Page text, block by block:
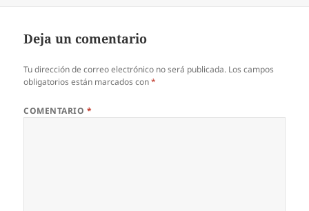
Deja un comentario
Tu dirección de correo electrónico no será publicada. Los campos
obligatorios están marcados con*
COMENTARIO *